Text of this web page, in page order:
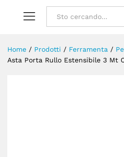
Home / Prodotti / Ferramenta /
Asta Porta Rullo Estensibile 3 Mt